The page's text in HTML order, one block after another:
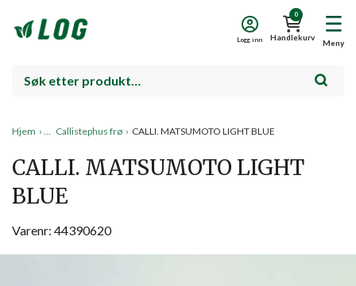
Meny
0
Handlekurv
Logg inn
Hjem › Callistephus frø › CALLI. MATSUMOTO LIGHT BLUE
CALLI. MATSUMOTO LIGHT
BLUE
Varenr: 44390620